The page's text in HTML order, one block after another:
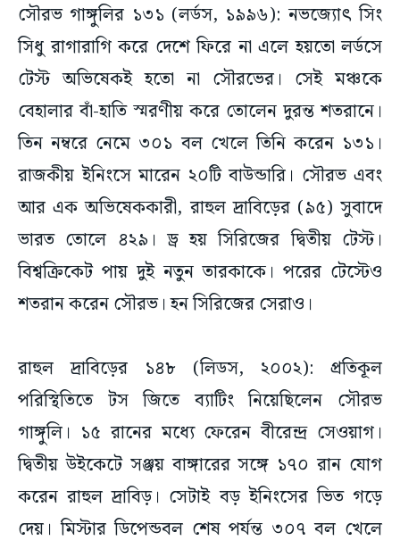
সৌরভ গাঙ্গুলির ১৩১ (লর্ডস, ১৯৯৬): নভজ্যোৎ সিং
সিধু রাগারাগি করে দেশে ফিরে না এলে হয়তো লর্ডসে
টেস্ট অভিষেকই হতো না সৌরভের। সেই মঞ্চকে
বেহালার বাঁ-হাতি স্মরণীয় করে তোলেন দুরন্ত শতরানে।
তিন নম্বরে নেমে ৩০১ বল খেলে তিনি করেন ১৩১।
রাজকীয় ইনিংসে মারেন ২০টি বাউন্ডারি। সৌরভ এবং
আর এক অভিষেককারী, রাহুল দ্রাবিড়ের (৯৫) সুবাদে
ভারত তোলে ৪২৯। ড্র হয় সিরিজের দ্বিতীয় টেস্ট।
বিশ্বক্রিকেট পায় দুই নতুন তারকাকে। পরের টেস্টেও
শতরান করেন সৌরভ। হন সিরিজের সেরাও।
রাহুল দ্রাবিড়ের ১৪৮ (লিডস, ২০০২): প্রতিকূল
পরিস্থিতিতে টস জিতে ব্যাটিং নিয়েছিলেন সৌরভ
গাঙ্গুলি। ১৫ রানের মধ্যে ফেরেন বীরেন্দ্র সেওয়াগ।
দ্বিতীয় উইকেটে সঞ্জয় বাঙ্গারের সঙ্গে ১৭০ রান যোগ
করেন রাহুল দ্রাবিড়। সেটাই বড় ইনিংসের ভিত গড়ে
দেয়। মিস্টার ডিপেন্ডবল শেষ পর্যন্ত ৩০৭ বল খেলে